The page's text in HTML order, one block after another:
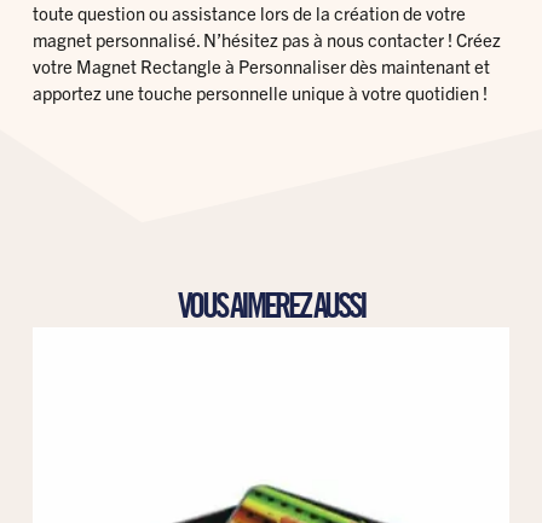
toute question ou assistance lors de la création de votre
magnet personnalisé. N’hésitez pas à nous contacter ! Créez
votre Magnet Rectangle à Personnaliser dès maintenant et
apportez une touche personnelle unique à votre quotidien !
VOUS AIMEREZ AUSSI